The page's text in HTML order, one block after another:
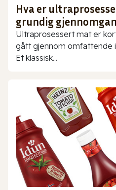
Hva er
grundig
Ultraprosessert mat er
gått gjennom omfattende
Et klassisk...